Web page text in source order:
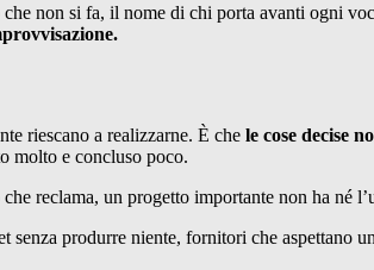
non si fa, il nome di chi porta avanti ogni
riescano a realizzarne. È che le cose decise
molto e concluso poco.
reclama, un progetto importante non ha né
produrre niente, fornitori che aspettano